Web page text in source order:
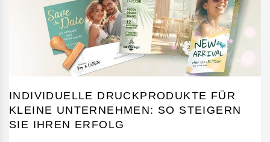
INDIVIDUELLE DRUCKPRODUKTE FÜR
KLEINE UNTERNEHMEN: SO STEIGERN
SIE IHREN ERFOLG